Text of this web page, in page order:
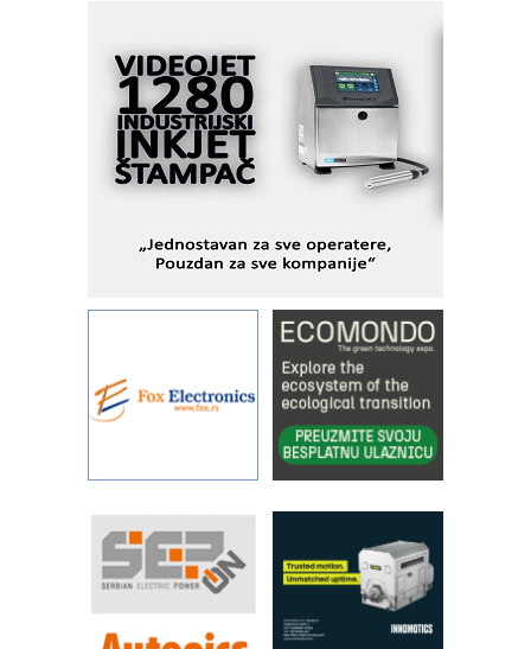
Alba d.o.o. – 35 godina preciznosti u
metrologiji i pametnim dozirnim
rešenjima
IBeRTIM - oprema za ispitivanje
kontrole kvaliteta
sistema
pouzdanost u transferu fluida
Filtration Group Industrial – Napredna
rešenja za filtraciju u hidrauličkim i
procesnim sistemima
Art Utopia Studio – vizuelne priče
RILINEX kompanije Rittal
FANUC: Najbolje za vašu pametnu
automatizaciju
Efikasno upravljanje energijom
Automatizacija pakovanja · Display
(Shelf-Ready) omotnice